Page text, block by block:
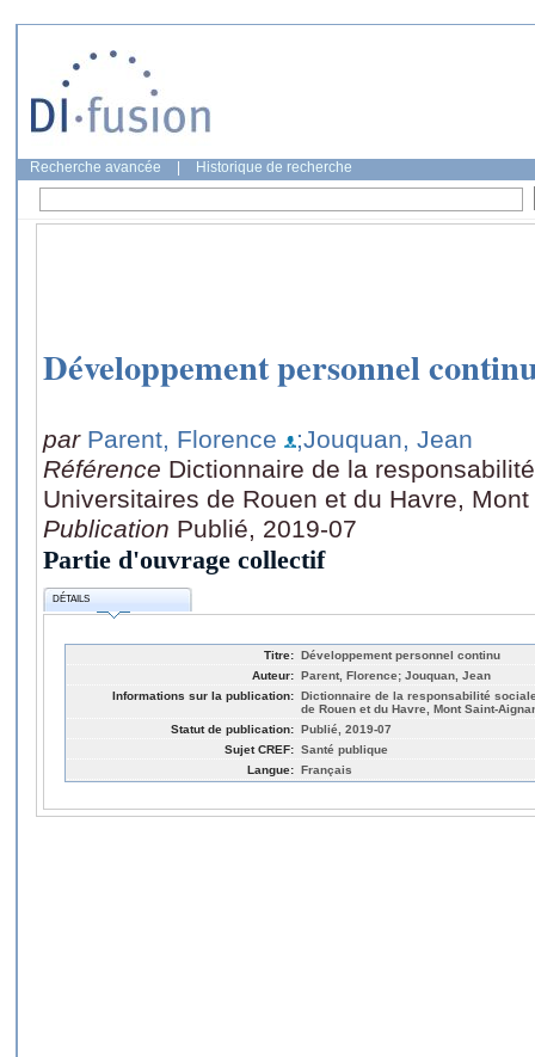
Recherche avancée Historique de recherche
Développement personnel
par Parent, Florence
;Jouquan, Jean
Référence Dictionnaire de la
Universitaires de Rouen et du Havre,
Publication Publié, 2019-07
Partie d'ouvrage collectif
DÉTAILS
Titre: Développement personnel continu
Auteur: Parent, Florence; Jouquan, Jean
Informations sur la publication: Dictionnaire de la responsabilité
de Rouen et du Havre, Mont Saint-
Statut de publication: Publié, 2019-07
Sujet CREF: Santé publique
Langue: Français